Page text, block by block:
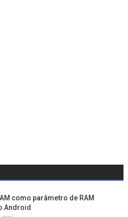
como parâmetro de RAM
Android